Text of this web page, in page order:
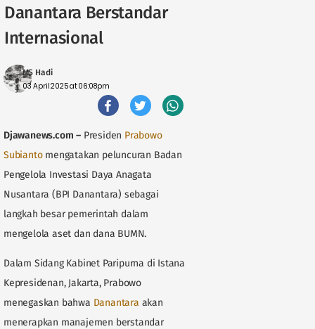
Danantara Berstandar
Internasional
MS Hadi
03 April 2025 at 06:08pm
Djawanews.com – Presiden Prabowo
Subiantomengatakan peluncuran Badan
Pengelola Investasi Daya Anagata
Nusantara (BPI Danantara) sebagai
langkah besar pemerintah dalam
mengelola aset dan dana BUMN.
Dalam Sidang Kabinet Paripurna di Istana
Kepresidenan, Jakarta, Prabowo
menegaskan bahwa Danantara akan
menerapkan manajemen berstandar